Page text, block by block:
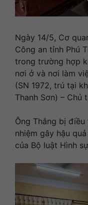
Ngày 14/5, Cơ
Công an tỉnh Phú
trong trường hợp
nơi ở và nơi làm
(SN 1972, trú tại
Thanh Sơn) – Chủ
Ông Thắng bị điều
nhiệm gây hậu
của Bộ luật Hình